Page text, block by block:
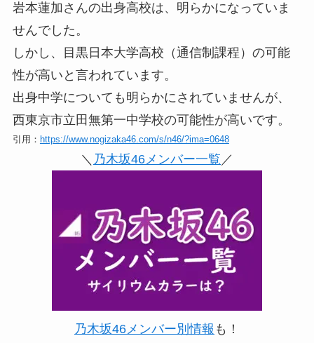
岩本蓮加さんの出身高校は、明らかになっていま
せんでした。
しかし、目黒日本大学高校（通信制課程）の可能
性が高いと言われています。
出身中学についても明らかにされていませんが、
西東京市立田無第一中学校の可能性が高いです。
引用： https://www.nogizaka46.com/s/n46/?ima=0648
＼ 乃木坂46メンバー一覧 ／
乃木坂46メンバー別情報 も！